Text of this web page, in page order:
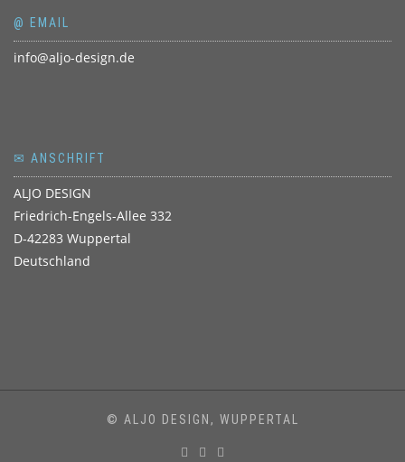
@ EMAIL
info@aljo-design.de
✉ ANSCHRIFT
ALJO DESIGN
Friedrich-Engels-Allee 332
D-42283 Wuppertal
Deutschland
© ALJO DESIGN, WUPPERTAL